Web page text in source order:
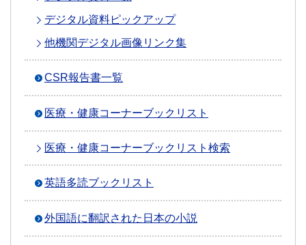
デジタル資料ピックアップ
他機関デジタル画像リンク集
CSR報告書一覧
医療・健康コーナーブックリスト
医療・健康コーナーブックリスト検索
英語多読ブックリスト
外国語に翻訳された日本の小説